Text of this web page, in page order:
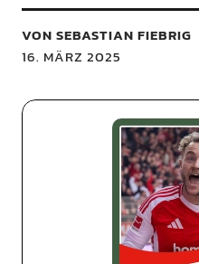
VON SEBASTIAN FIEBRIG
16. MÄRZ 2025